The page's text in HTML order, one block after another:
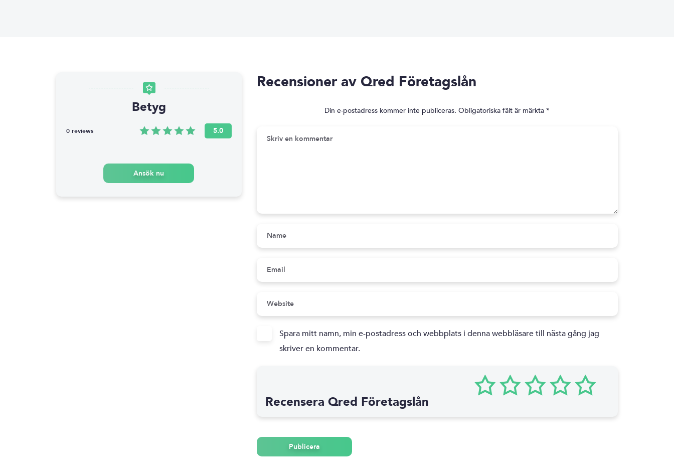
Betyg
0 reviews 5.0
Ansök nu
Recensioner av Qred Företagslån
Din e-postadress kommer inte publiceras. Obligatoriska fält är märkta*
Spara mitt namn, min e-postadress och webbplats i denna webbläsare till nästa gång jag
skriver en kommentar.
Recensera Qred Företagslån
Publicera